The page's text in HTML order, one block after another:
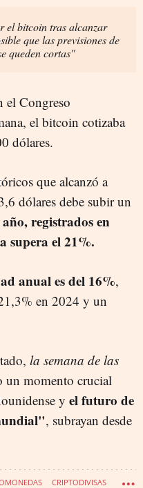
el bitcoin tras alcanzar
que las previsiones de
queden cortas"
el Congreso
el bitcoin cotizaba
dólares.
que alcanzó a
dólares debe subir un
registrados en
supera el 21%.
anual es del 16%,
en 2024 y un
la semana de las
un momento crucial
y el futuro de
, subrayan desde
CRIPTODIVISAS